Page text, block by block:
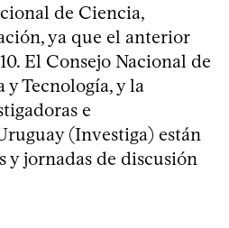
de Ciencia,
ya que el anterior
El Consejo Nacional de
Tecnología, y la
e
(Investiga) están
y jornadas de discusión